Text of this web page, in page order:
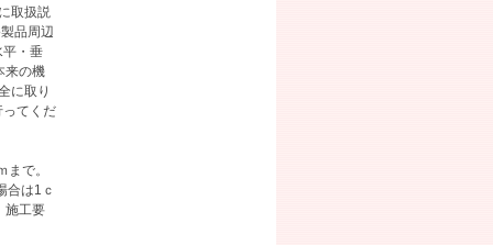
取扱説
品周辺
平・垂
来の機
に取り
ってくだ
で。
合は1ｃ
施工要